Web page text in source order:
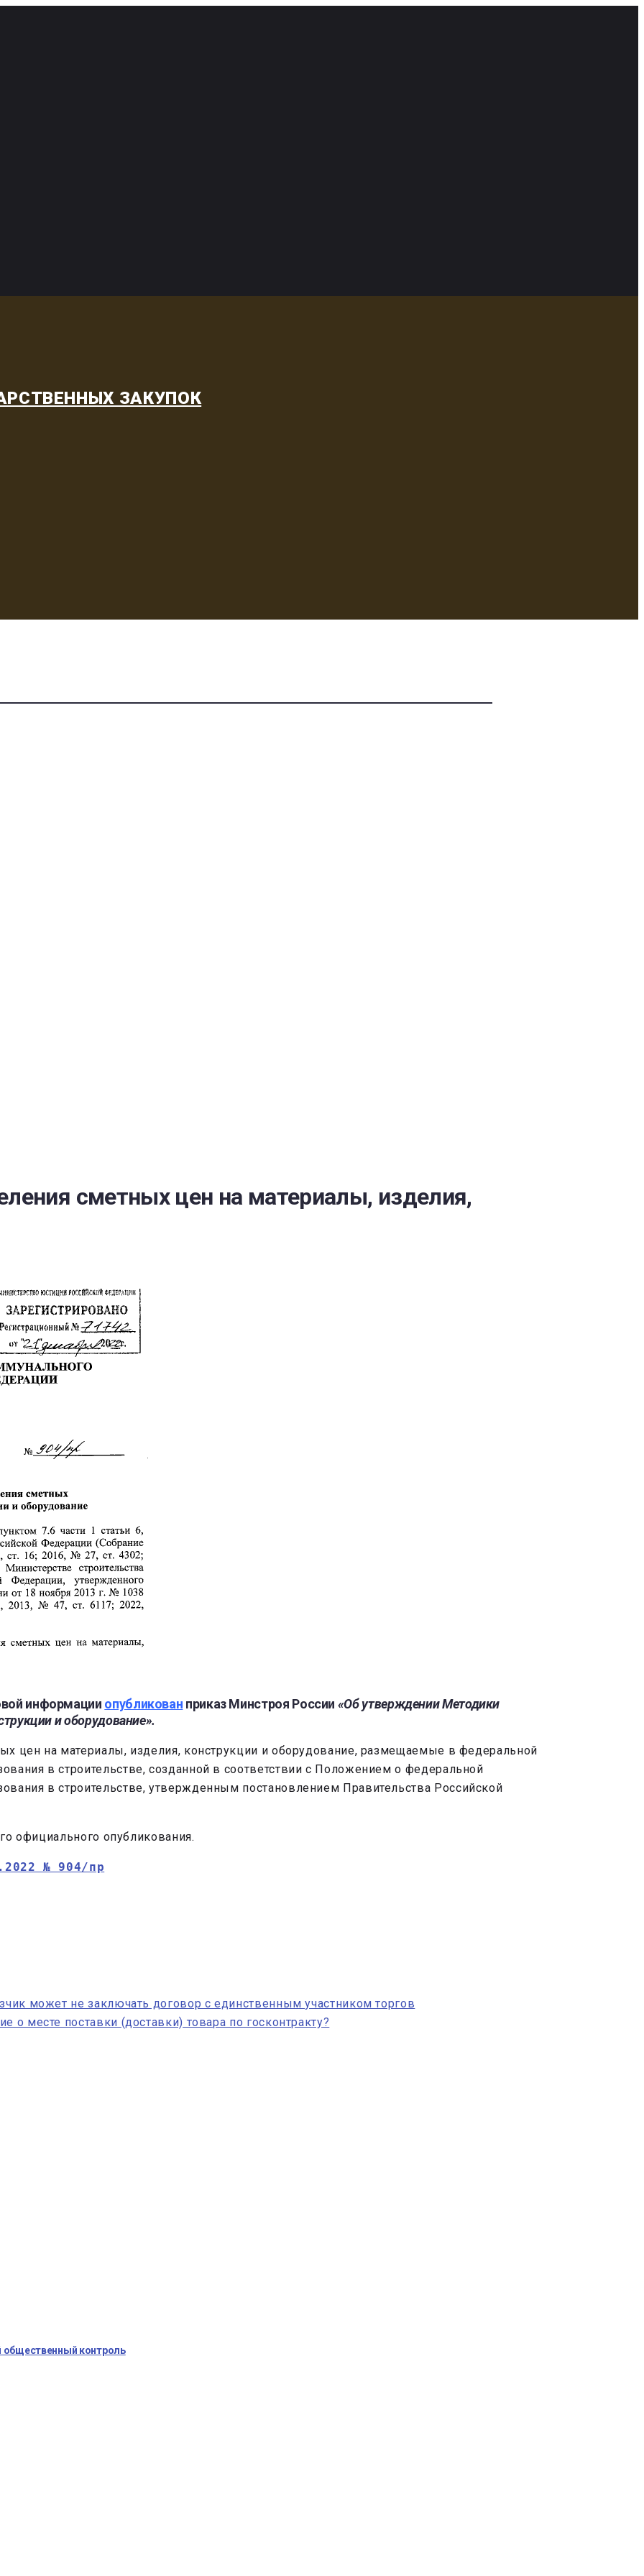
ЗАКУПОК
сметных цен на материалы, изделия,
информации опубликован приказ Минстроя России «Об утверждении Методики
и оборудование».
цен на материалы, изделия, конструкции и оборудование, размещаемые в федеральной
в строительстве, созданной в соответствии с Положением о федеральной
в строительстве, утвержденным постановлением Правительства Российской
официального опубликования.
№ 904/пр
может не заключать договор с единственным участником торгов
о месте поставки (доставки) товара по госконтракту?
общественный контроль